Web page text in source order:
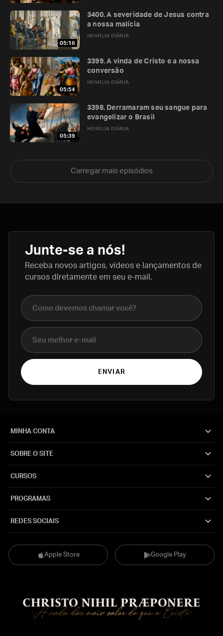
05:16
HOMILIA DIÁRIA
3400. A severidade de Jesus contra
a nossa malícia
05:54
HOMILIA DIÁRIA
3399. A vinda de Cristo e a nossa
conversão
05:39
HOMILIA DIÁRIA
3398. Derramaram seu sangue para
evangelizar o Brasil
Carregar mais episódios
Junte-se a nós!
Receba novos artigos, vídeos e lançamentos de
cursos diretamente em seu e-mail.
Nome completo
E-mail
ENVIAR
Apple Store Google Play
MINHA CONTA
SOBRE O SITE
CURSOS
PROGRAMAS
REDES SOCIAIS